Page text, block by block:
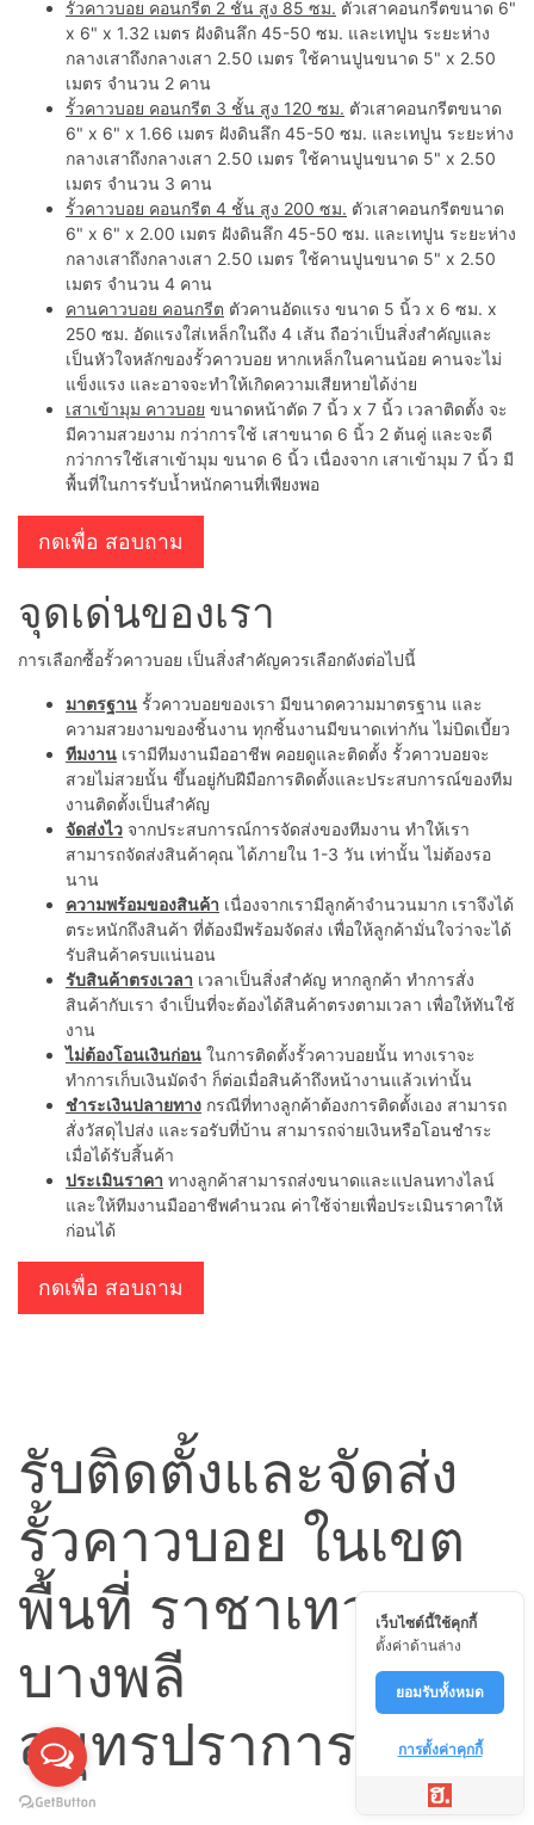
รั้วคาวบอย คอนกรีต 2 ชั้น สูง 85 ซม. ตัวเสาคอนกรีตขนาด 6"
x 6" x 1.32 เมตร ฝังดินลึก 45-50 ซม. และเทปูน ระยะห่าง
กลางเสาถึงกลางเสา 2.50 เมตร ใช้คานปูนขนาด 5" x 2.50
เมตร จำนวน 2 คาน
รั้วคาวบอย คอนกรีต 3 ชั้น สูง 120 ซม. ตัวเสาคอนกรีตขนาด
6" x 6" x 1.66 เมตร ฝังดินลึก 45-50 ซม. และเทปูน ระยะห่าง
กลางเสาถึงกลางเสา 2.50 เมตร ใช้คานปูนขนาด 5" x 2.50
เมตร จำนวน 3 คาน
รั้วคาวบอย คอนกรีต 4 ชั้น สูง 200 ซม. ตัวเสาคอนกรีตขนาด
6" x 6" x 2.00 เมตร ฝังดินลึก 45-50 ซม. และเทปูน ระยะห่าง
กลางเสาถึงกลางเสา 2.50 เมตร ใช้คานปูนขนาด 5" x 2.50
เมตร จำนวน 4 คาน
คานคาวบอย คอนกรีต ตัวคานอัดแรง ขนาด 5 นิ้ว x 6 ซม. x
250 ซม. อัดแรงใส่เหล็กในถึง 4 เส้น ถือว่าเป็นสิ่งสำคัญและ
เป็นหัวใจหลักของรั้วคาวบอย หากเหล็กในคานน้อย คานจะไม่
แข็งแรง และอาจจะทำให้เกิดความเสียหายได้ง่าย
เสาเข้ามุม คาวบอย ขนาดหน้าตัด 7 นิ้ว x 7 นิ้ว เวลาติดตั้ง จะ
มีความสวยงาม กว่าการใช้ เสาขนาด 6 นิ้ว 2 ต้นคู่ และจะดี
กว่าการใช้เสาเข้ามุม ขนาด 6 นิ้ว เนื่องจาก เสาเข้ามุม 7 นิ้ว มี
พื้นที่ในการรับน้ำหนักคานที่เพียงพอ
กดเพื่อ สอบถาม
จุดเด่นของเรา
การเลือกซื้อรั้วคาวบอย เป็นสิ่งสำคัญควรเลือกดังต่อไปนี้
มาตรฐาน รั้วคาวบอยของเรา มีขนาดความมาตรฐาน และ
ความสวยงามของชิ้นงาน ทุกชิ้นงานมีขนาดเท่ากัน ไม่บิดเบี้ยว
ทีมงาน เรามีทีมงานมืออาชีพ คอยดูและติดตั้ง รั้วคาวบอยจะ
สวยไม่สวยนั้น ขึ้นอยู่กับฝีมือการติดตั้งและประสบการณ์ของทีม
งานติดตั้งเป็นสำคัญ
จัดส่งไว จากประสบการณ์การจัดส่งของทีมงาน ทำให้เรา
สามารถจัดส่งสินค้าคุณ ได้ภายใน 1-3 วัน เท่านั้น ไม่ต้องรอ
นาน
ความพร้อมของสินค้า เนื่องจากเรามีลูกค้าจำนวนมาก เราจึงได้
ตระหนักถึงสินค้า ที่ต้องมีพร้อมจัดส่ง เพื่อให้ลูกค้ามั่นใจว่าจะได้
รับสินค้าครบแน่นอน
รับสินค้าตรงเวลา เวลาเป็นสิ่งสำคัญ หากลูกค้า ทำการสั่ง
สินค้ากับเรา จำเป็นที่จะต้องได้สินค้าตรงตามเวลา เพื่อให้ทันใช้
งาน
ไม่ต้องโอนเงินก่อน ในการติดตั้งรั้วคาวบอยนั้น ทางเราจะ
ทำการเก็บเงินมัดจำ ก็ต่อเมื่อสินค้าถึงหน้างานแล้วเท่านั้น
ชำระเงินปลายทาง กรณีที่ทางลูกค้าต้องการติดตั้งเอง สามารถ
สั่งวัสดุไปส่ง และรอรับที่บ้าน สามารถจ่ายเงินหรือโอนชำระ
เมื่อได้รับสิ้นค้า
ประเมินราคา ทางลูกค้าสามารถส่งขนาดและแปลนทางไลน์
และให้ทีมงานมืออาชีพคำนวณ ค่าใช้จ่ายเพื่อประเมินราคาให้
ก่อนได้
กดเพื่อ สอบถาม
รับติดตั้งและจัดส่ง
รั้วคาวบอย ในเขต
พื้นที่ ราชาเทวะ
บางพลี
สมุทรปราการ
เว็บไซต์นี้ใช้คุกกี้
ตั้งค่าด้านล่าง
ยอมรับทั้งหมด
การตั้งค่าคุกกี้